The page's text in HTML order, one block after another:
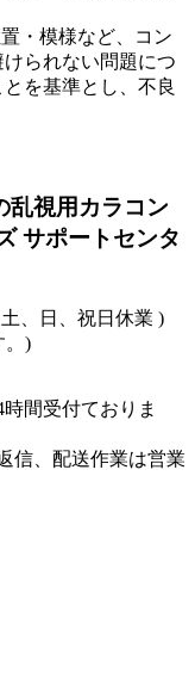
・模様など、コン
られない問題につ
を基準とし、不良
乱視用カラコン
サポートセンタ
、日、祝日休業 )
。)
間受付ておりま
信、配送作業は営業